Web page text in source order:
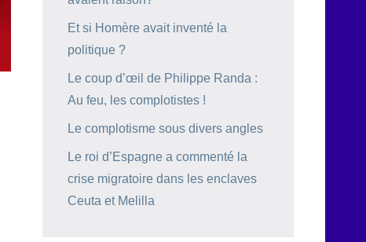
Et si Homère avait inventé la
politique ?
Le coup d’œil de Philippe Randa :
Au feu, les complotistes !
Le complotisme sous divers angles
Le roi d’Espagne a commenté la
crise migratoire dans les enclaves
Ceuta et Melilla